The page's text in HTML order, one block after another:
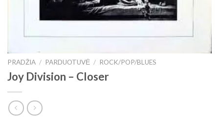
PRADŽIA / PARDUOTUVĖ / ROCK/POP/BLUES
Joy Division ‎– Closer